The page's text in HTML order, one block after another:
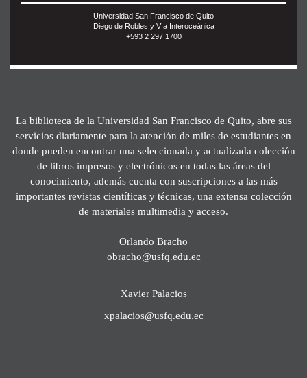
Universidad San Francisco de Quito
Diego de Robles y Vía Interoceánica
+593 2 297 1700
La biblioteca de la Universidad San Francisco de Quito, abre sus
servicios diariamente para la atención de miles de estudiantes en
donde pueden encontrar una seleccionada y actualizada colección
de libros impresos y electrónicos en todas las áreas del
conocimiento, además cuenta con suscripciones a las más
importantes revistas científicas y técnicas, una extensa colección
de materiales multimedia y acceso.
Orlando Bracho
obracho@usfq.edu.ec
Xavier Palacios
xpalacios@usfq.edu.ec